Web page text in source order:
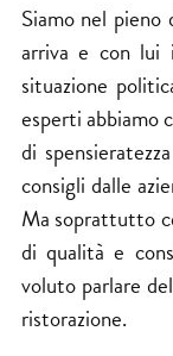
Siamo nel pieno
arriva e con lui
situazione
esperti abbiamo
di
consigli dalle
Ma soprattutto
di qualità e
voluto parlare
ristorazione.